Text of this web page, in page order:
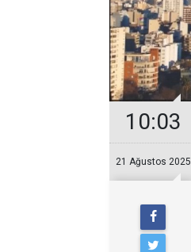
10:03
21 Ağustos 2025